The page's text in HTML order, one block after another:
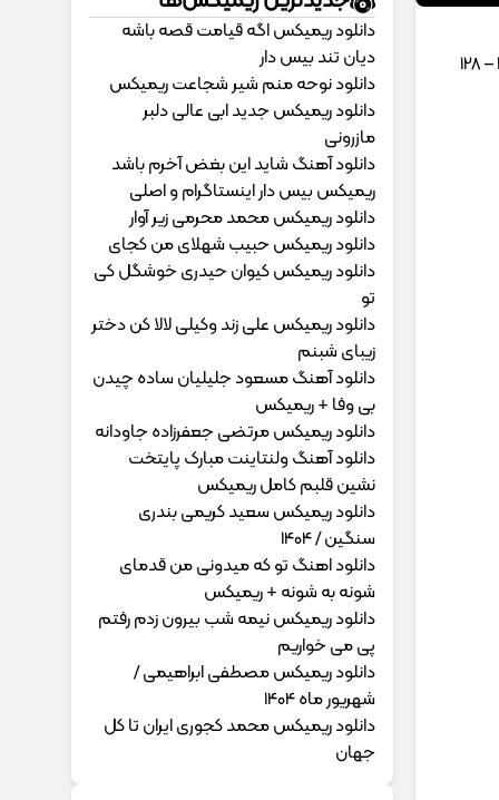
دانلود ریمیکس اگه قیامت قصه باشه
دیان تند بیس دار
دانلود نوحه منم شیر شجاعت ریمیکس
دانلود ریمیکس جدید ابی عالی دلبر
مازرونی
دانلود آهنگ شاید این بغض آخرم باشد
ریمیکس بیس دار اینستاگرام و اصلی
دانلود ریمیکس محمد محرمی زیر آوار
دانلود ریمیکس حبیب شهلای من کجای
دانلود ریمیکس کیوان حیدری خوشگل کی
تو
دانلود ریمیکس علی زند وکیلی لالا کن دختر
زیبای شبنم
دانلود آهنگ مسعود جلیلیان ساده چیدن
بی وفا + ریمیکس
دانلود ریمیکس مرتضی جعفرزاده جاودانه
دانلود آهنگ ولنتاینت مبارک پایتخت
نشین قلبم کامل ریمیکس
دانلود ریمیکس سعید کریمی بندری
سنگین / 1404
دانلود اهنگ تو که میدونی من قدمای
شونه به شونه + ریمیکس
دانلود ریمیکس نیمه شب بیرون زدم رفتم
پی می خواریم
دانلود ریمیکس مصطفی ابراهیمی /
شهریور ماه 1404
دانلود ریمیکس محمد کجوری ایران تا کل
جهان